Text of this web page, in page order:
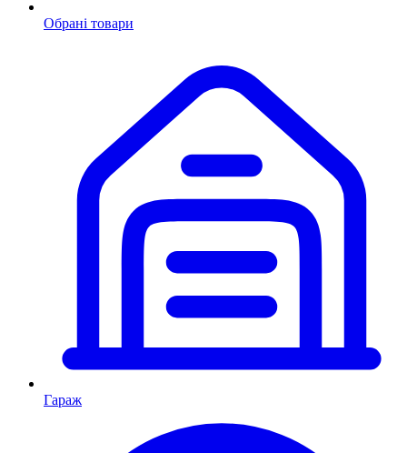
Обрані товари
Гараж